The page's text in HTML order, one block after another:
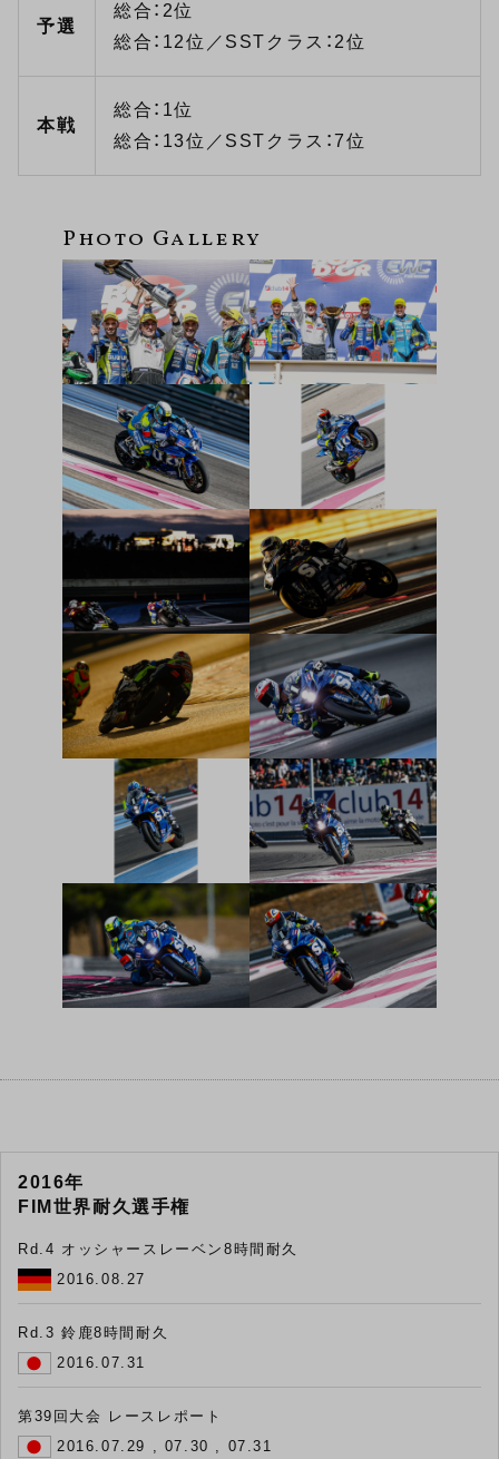
予選
総合：2位
総合：12位／SSTクラス：2位
本戦
総合：1位
総合：13位／SSTクラス：7位
2016年
FIM世界耐久選手権
Rd.4 オッシャースレーベン8時間耐久
2016.08.27
Rd.3 鈴鹿8時間耐久
2016.07.31
第39回大会 レースレポート
2016.07.29 , 07.30 , 07.31